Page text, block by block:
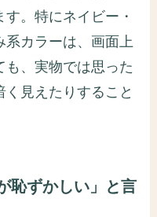
。特にネイビー・
系カラーは、画面上
も、実物では思った
見えたりすること
恥ずかしい」と言